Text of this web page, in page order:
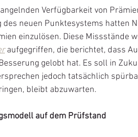
Verfügbarkeit von
des neuen Punktesystems hatten
einzulösen. Diese Missstände
aufgegriffen, die berichtet, dass
gelobt hat. Es soll in
jedoch tatsächlich
bleibt abzuwarten.
auf dem Prüfstand